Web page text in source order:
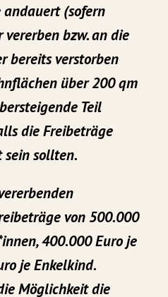
andauert (sofern
bzw. an die
bereits verstorben
über 200 qm
Teil
die Freibeträge
sein sollten.
von 500.000
400.000 Euro je
je Enkelkind.
Möglichkeit die